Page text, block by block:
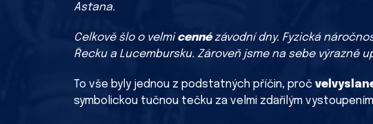
Astana.
Celkově šlo o velmicennézávodní dny. Fyzická
Řecku a Lucembursku. Zároveň jsme na sebe výrazně
To vše byly jednou z podstatných příčin, proč
symbolickou tučnou tečku za velmi zdařilým